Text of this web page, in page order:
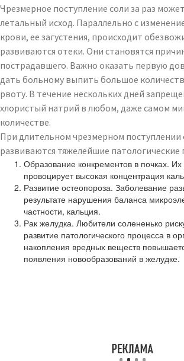
Чрезмерное поступление соли за раз
летальный исход. Параллельно с
крови, ее загустения, происходит
развиваются отеки. Они становятся
пострадавшего. Важно оказать первую
дать больному выпить большое
рвоту. В течение нескольких дней
хлористый натрий в любом, даже самом
количестве.
При длительном чрезмерном поступлении
развиваются тяжелейшие патологические
Образование конкрементов в почках. Их
провоцирует высокая концентрация
Развитие остеопороза. Заболевание
результате нарушения баланса
частности, кальция.
Рак желудка. Любители солененько
развитие патологического процесса в
накопления вредных веществ
появления новообразований в желудке.